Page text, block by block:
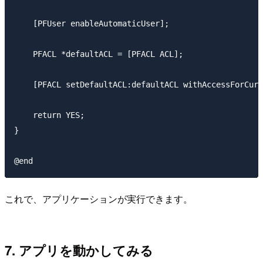
    [PFUser enableAutomaticUser];
    PFACL *defaultACL = [PFACL ACL];
[PFACL setDefaultACL:defaultACL
    return YES;
}
これで、アプリケーションが実行できます。
7. アプリを動かしてみる